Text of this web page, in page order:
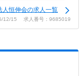
人恒伸会の求人一覧
12/15 求人番号：9685019